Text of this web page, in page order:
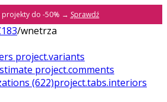
projekty do -50% → Sprawdź
/wnetrza
project.variants
project.comments
(622)project.tabs.interiors